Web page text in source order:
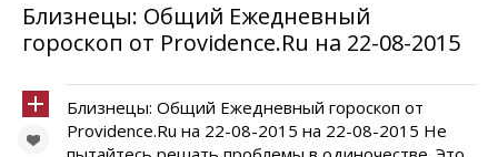
Близнецы: Общий Ежедневный
гороскоп от Providence.Ru на 22-08-2015
Близнецы: Общий Ежедневный гороскоп от
Providence.Ru на 22-08-2015 на 22-08-2015 Не